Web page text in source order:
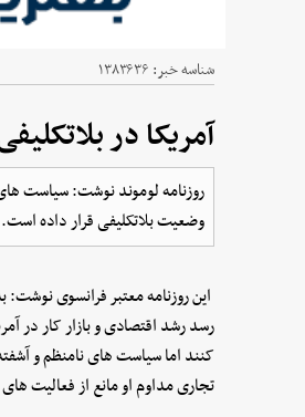
شناسه خبر: ۱۳۸۳۶۳۶
آمریکا در
روزنامه لوموند نوشت: سیاست
وضعیت بلاتکلیفی قرار داده است.
این روزنامه معتبر فرانسوی
رسد رشد اقتصادی و بازار کار در
کنند اما سیاست های نامنظم و
تجاری مداوم او مانع از فعالیت